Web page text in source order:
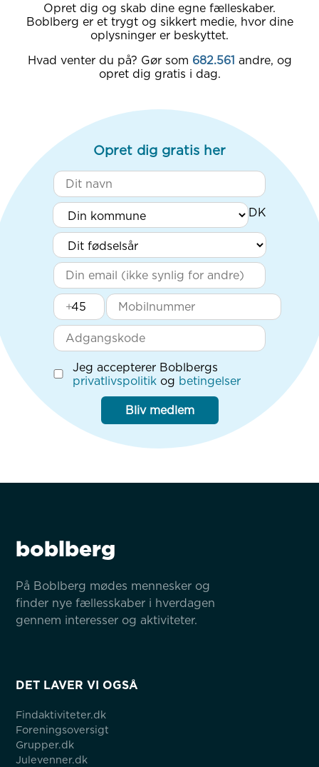
Opret dig og skab dine egne fælleskaber.
Boblberg er et trygt og sikkert medie, hvor dine
oplysninger er beskyttet.
Hvad venter du på? Gør som 682.561 andre, og
opret dig gratis i dag.
Opret dig gratis her
+
Jeg accepterer Boblbergs
privatlivspolitik og betingelser
Bliv medlem
boblberg
På Boblberg mødes mennesker og
finder nye fællesskaber i hverdagen
gennem interesser og aktiviteter.
DET LAVER VI OGSÅ
Findaktiviteter.dk
Foreningsoversigt
Grupper.dk
Julevenner.dk